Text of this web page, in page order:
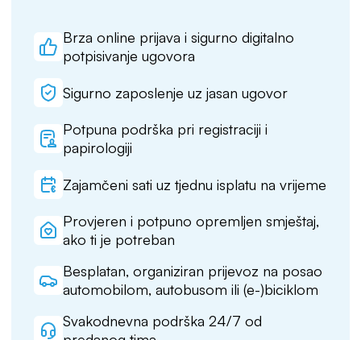
Brza online prijava i sigurno digitalno
potpisivanje ugovora
Sigurno zaposlenje uz jasan ugovor
Potpuna podrška pri registraciji i
papirologiji
Zajamčeni sati uz tjednu isplatu na vrijeme
Provjeren i potpuno opremljen smještaj,
ako ti je potreban
Besplatan, organiziran prijevoz na posao
automobilom, autobusom ili (e-)biciklom
Svakodnevna podrška 24/7 od